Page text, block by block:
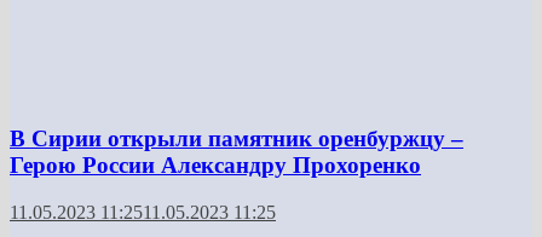
В Сирии открыли памятник оренбуржцу –
Герою России Александру Прохоренко
11.05.2023 11:2511.05.2023 11:25